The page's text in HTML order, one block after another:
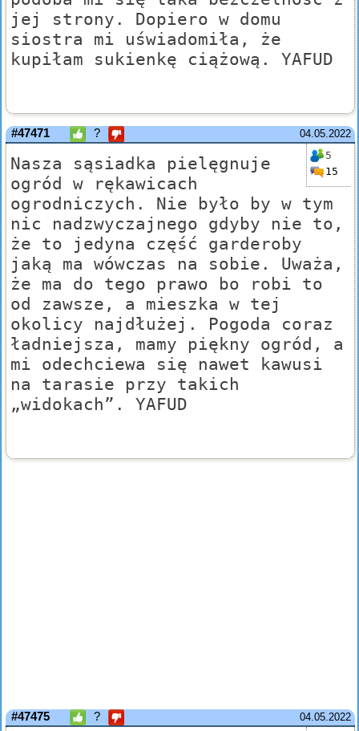
jej strony. Dopiero w domu
siostra mi uświadomiła, że
kupiłam sukienkę ciążową. YAFUD
04.05.2022
#47471 ?
5
15
Nasza sąsiadka pielęgnuje
ogród w rękawicach
ogrodniczych. Nie było by w tym
nic nadzwyczajnego gdyby nie to,
że to jedyna część garderoby
jaką ma wówczas na sobie. Uważa,
że ma do tego prawo bo robi to
od zawsze, a mieszka w tej
okolicy najdłużej. Pogoda coraz
ładniejsza, mamy piękny ogród, a
mi odechciewa się nawet kawusi
na tarasie przy takich
„widokach”. YAFUD
04.05.2022
#47475 ?